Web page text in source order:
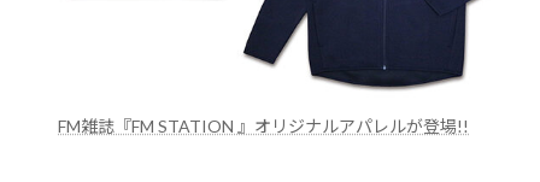
FM雑誌『FM STATION 』オリジナルアパレルが登場!!